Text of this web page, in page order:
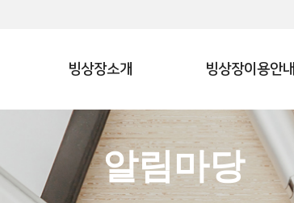
빙상장소개 빙상장이용안내
알림마당